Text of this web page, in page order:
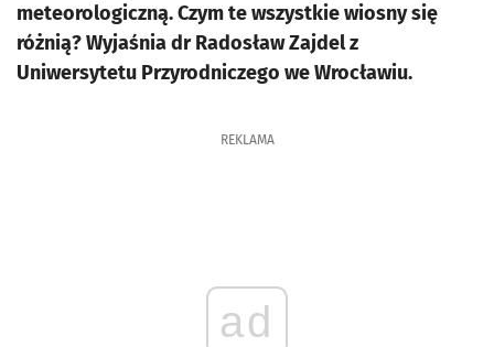
meteorologiczną. Czym te wszystkie wiosny się
różnią? Wyjaśnia dr Radosław Zajdel z
Uniwersytetu Przyrodniczego we Wrocławiu.
REKLAMA
ad